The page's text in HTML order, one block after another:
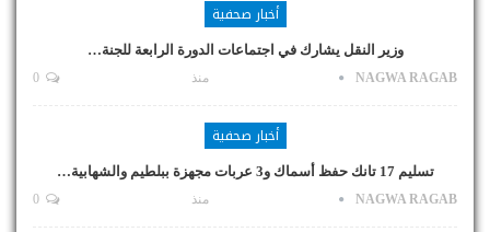
أخبار صحفية
وزير النقل يشارك في اجتماعات الدورة الرابعة للجنة…
NAGWA RAGAB منذ
أخبار صحفية
تسليم 17 تانك حفظ أسماك و3 عربات مجهزة ببلطيم والشهابية…
NAGWA RAGAB منذ